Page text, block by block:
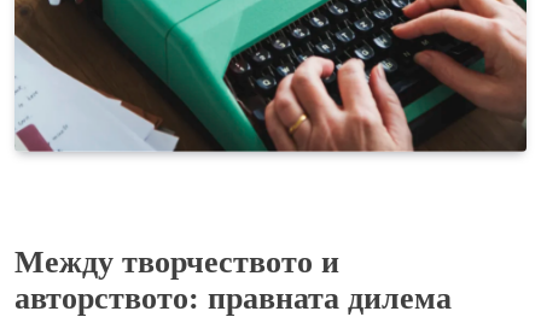
Между творчеството и
авторството: правната дилема